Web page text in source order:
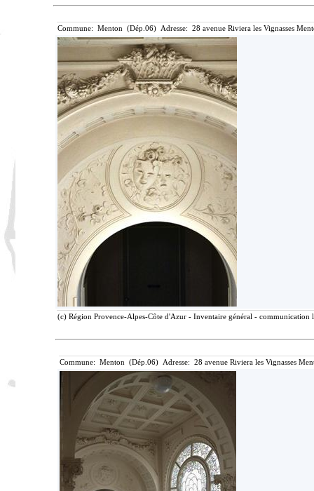
Commune: Menton (Dép.06) Adresse: 28 avenue Riviera les Vignasses
(c) Région Provence-Alpes-Côte d'Azur - Inventaire général -
Commune: Menton (Dép.06) Adresse: 28 avenue Riviera les Vignasses